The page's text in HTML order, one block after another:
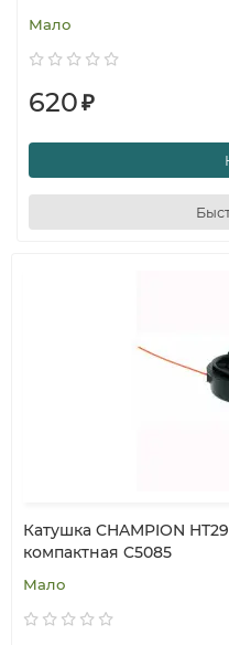
Мало
620₽
Катушка CHAMPION
компактная C5085
Мало